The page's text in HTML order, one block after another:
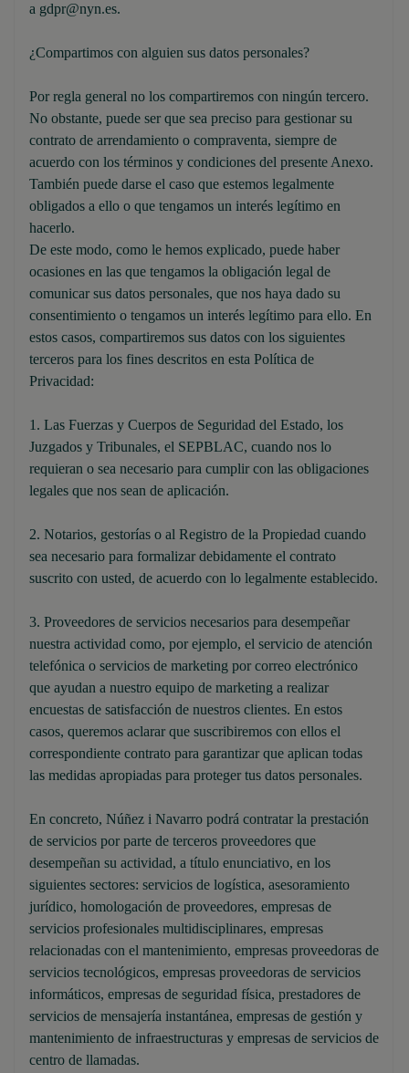
a gdpr@nyn.es.
¿Compartimos con alguien sus datos personales?
Por regla general no los compartiremos con ningún tercero.
No obstante, puede ser que sea preciso para gestionar su
contrato de arrendamiento o compraventa, siempre de
acuerdo con los términos y condiciones del presente Anexo.
También puede darse el caso que estemos legalmente
obligados a ello o que tengamos un interés legítimo en
hacerlo.
De este modo, como le hemos explicado, puede haber
ocasiones en las que tengamos la obligación legal de
comunicar sus datos personales, que nos haya dado su
consentimiento o tengamos un interés legítimo para ello. En
estos casos, compartiremos sus datos con los siguientes
terceros para los fines descritos en esta Política de
Privacidad:
1. Las Fuerzas y Cuerpos de Seguridad del Estado, los
Juzgados y Tribunales, el SEPBLAC, cuando nos lo
requieran o sea necesario para cumplir con las obligaciones
legales que nos sean de aplicación.
2. Notarios, gestorías o al Registro de la Propiedad cuando
sea necesario para formalizar debidamente el contrato
suscrito con usted, de acuerdo con lo legalmente establecido.
3. Proveedores de servicios necesarios para desempeñar
nuestra actividad como, por ejemplo, el servicio de atención
telefónica o servicios de marketing por correo electrónico
que ayudan a nuestro equipo de marketing a realizar
encuestas de satisfacción de nuestros clientes. En estos
casos, queremos aclarar que suscribiremos con ellos el
correspondiente contrato para garantizar que aplican todas
las medidas apropiadas para proteger tus datos personales.
En concreto, Núñez i Navarro podrá contratar la prestación
de servicios por parte de terceros proveedores que
desempeñan su actividad, a título enunciativo, en los
siguientes sectores: servicios de logística, asesoramiento
jurídico, homologación de proveedores, empresas de
servicios profesionales multidisciplinares, empresas
relacionadas con el mantenimiento, empresas proveedoras de
servicios tecnológicos, empresas proveedoras de servicios
informáticos, empresas de seguridad física, prestadores de
servicios de mensajería instantánea, empresas de gestión y
mantenimiento de infraestructuras y empresas de servicios de
centro de llamadas.